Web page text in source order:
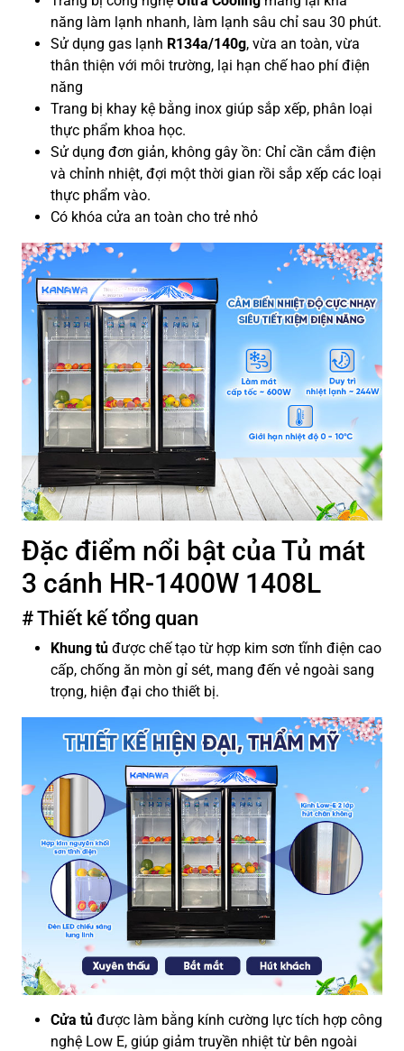
năng làm lạnh nhanh, làm lạnh sâu chỉ sau 30 phút.
Sử dụng gas lạnh R134a/140g, vừa an toàn, vừa
thân thiện với môi trường, lại hạn chế hao phí điện
năng
Trang bị khay kệ bằng inox giúp sắp xếp, phân loại
thực phẩm khoa học.
Sử dụng đơn giản, không gây ồn: Chỉ cần cắm điện
và chỉnh nhiệt, đợi một thời gian rồi sắp xếp các loại
thực phẩm vào.
Có khóa cửa an toàn cho trẻ nhỏ
Đặc điểm nổi bật của Tủ mát
3 cánh HR-1400W 1408L
# Thiết kế tổng quan
Khung tủ được chế tạo từ hợp kim sơn tĩnh điện cao
cấp, chống ăn mòn gỉ sét, mang đến vẻ ngoài sang
trọng, hiện đại cho thiết bị.
Cửa tủ được làm bằng kính cường lực tích hợp công
nghệ Low E, giúp giảm truyền nhiệt từ bên ngoài